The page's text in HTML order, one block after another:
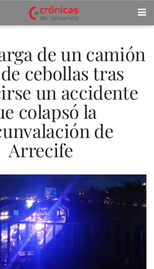
de un camión
cebollas tras
un accidente
colapsó la
de
Arrecife